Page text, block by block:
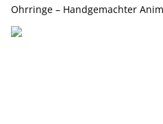
Ohrringe – Handgemachter